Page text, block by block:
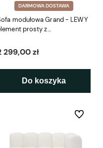
DARMOWA DOSTAWA
modułowa Grand - LEWY
prosty z
299,00 zł
Do koszyka
Do